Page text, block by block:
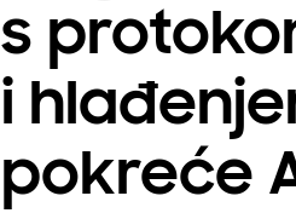
s
i
pokreće